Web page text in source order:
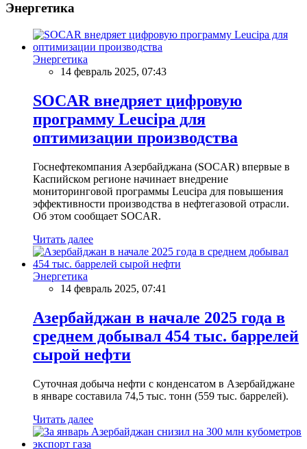
Энергетика
Энергетика
14 февраль 2025, 07:43
SOCAR внедряет цифровую
программу Leucipa для
оптимизации производства
Госнефтекомпания Азербайджана (SOCAR) впервые в
Каспийском регионе начинает внедрение
мониторинговой программы Leucipa для повышения
эффективности производства в нефтегазовой отрасли.
Об этом сообщает SOCAR.
Читать далее
Энергетика
14 февраль 2025, 07:41
Азербайджан в начале 2025 года в
среднем добывал 454 тыс. баррелей
сырой нефти
Суточная добыча нефти с конденсатом в Азербайджане
в январе составила 74,5 тыс. тонн (559 тыс. баррелей).
Читать далее